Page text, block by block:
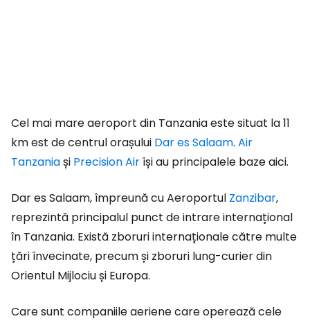
Cel mai mare aeroport din Tanzania este situat la 11
km est de centrul orașului Dar es Salaam. Air
Tanzaniași Precision Airîși au principalele baze aici.
Dar es Salaam, împreună cu Aeroportul Zanzibar,
reprezintă principalul punct de intrare internațional
în Tanzania. Există zboruri internaționale către multe
țări învecinate, precum și zboruri lung-curier din
Orientul Mijlociu și Europa.
Care sunt companiile aeriene care operează cele